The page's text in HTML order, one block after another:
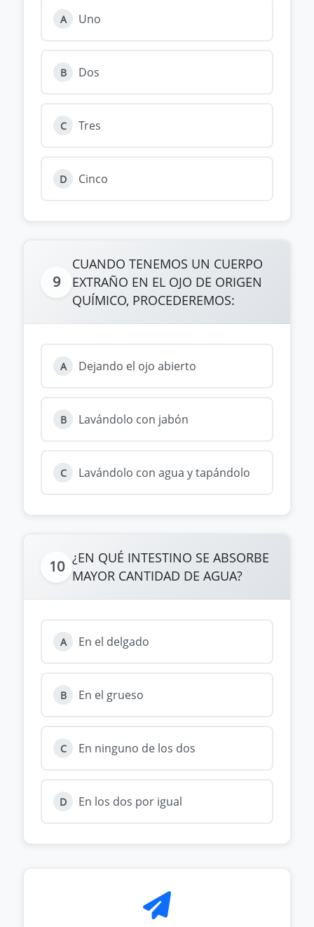
A Uno
B Dos
C Tres
D Cinco
9
CUANDO TENEMOS UN CUERPO
EXTRAÑO EN EL OJO DE ORIGEN
QUÍMICO, PROCEDEREMOS:
A Dejando el ojo abierto
B Lavándolo con jabón
C Lavándolo con agua y tapándolo
10 ¿EN QUÉ INTESTINO SE ABSORBE
MAYOR CANTIDAD DE AGUA?
A En el delgado
B En el grueso
C En ninguno de los dos
D En los dos por igual